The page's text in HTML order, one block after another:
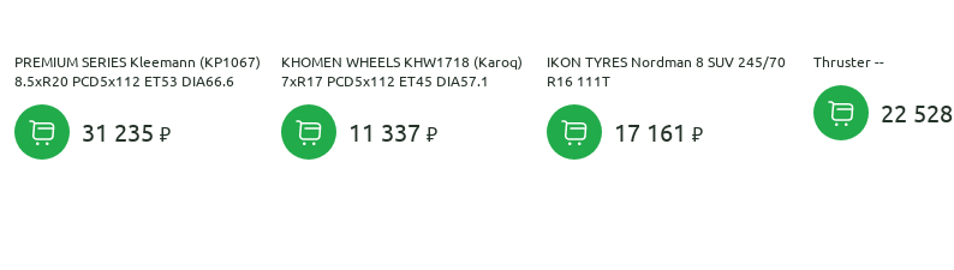
PREMIUM SERIES Kleemann (КР1067)
8.5xR20 PCD5x112 ET53 DIA66.6
31 235
KHOMEN WHEELS KHW1718 (Karoq)
7xR17 PCD5x112 ET45 DIA57.1
11 337
IKON TYRES Nordman 8 SUV 245/70
R16 111T
17 161
Thruster --
22 528